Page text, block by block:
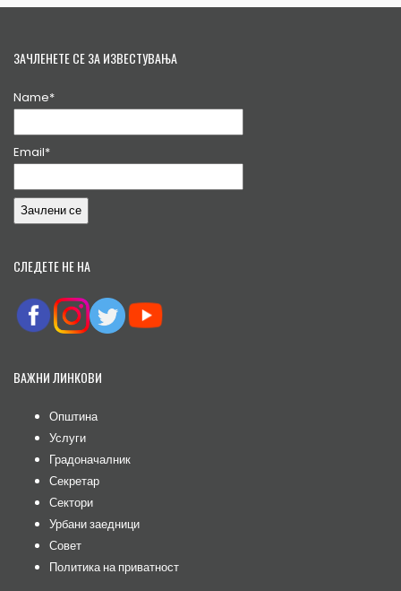
ЗАЧЛЕНЕТЕ СЕ ЗА ИЗВЕСТУВАЊА
Name*
Email*
СЛЕДЕТЕ НЕ НА
ВАЖНИ ЛИНКОВИ
Општина
Услуги
Градоначалник
Секретар
Сектори
Урбани заедници
Совет
Политика на приватност